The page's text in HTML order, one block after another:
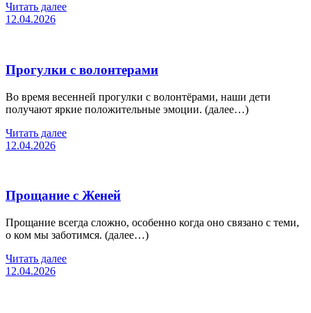
Читать далее
12.04.2026
Прогулки с волонтерами
Во время весенней прогулки с волонтёрами, наши дети
получают яркие положительные эмоции. (далее…)
Читать далее
12.04.2026
Прощание с Женей
Прощание всегда сложно, особенно когда оно связано с теми,
о ком мы заботимся. (далее…)
Читать далее
12.04.2026